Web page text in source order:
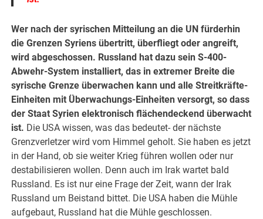
Wer nach der syrischen Mitteilung an die UN fürderhin
die Grenzen Syriens übertritt, überfliegt oder angreift,
wird abgeschossen. Russland hat dazu sein S-400-
Abwehr-System installiert, das in extremer Breite die
syrische Grenze überwachen kann und alle Streitkräfte-
Einheiten mit Überwachungs-Einheiten versorgt, so dass
der Staat Syrien elektronisch flächendeckend überwacht
ist. Die USA wissen, was das bedeutet- der nächste
Grenzverletzer wird vom Himmel geholt. Sie haben es jetzt
in der Hand, ob sie weiter Krieg führen wollen oder nur
destabilisieren wollen. Denn auch im Irak wartet bald
Russland. Es ist nur eine Frage der Zeit, wann der Irak
Russland um Beistand bittet. Die USA haben die Mühle
aufgebaut, Russland hat die Mühle geschlossen.